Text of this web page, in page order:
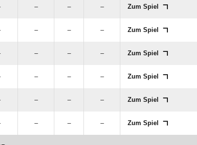
– – – Zum Spiel
– – – Zum Spiel
– – – Zum Spiel
– – – Zum Spiel
– – – Zum Spiel
– – – Zum Spiel